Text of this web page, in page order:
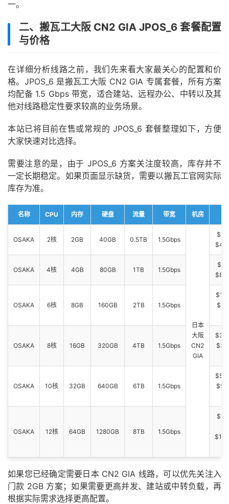
一。
二、搬瓦工大阪 CN2 GIA JPOS_6 套餐配置
与价格
在详细分析线路之前，我们先来看大家最关心的配置和价
格。JPOS_6 是搬瓦工大阪 CN2 GIA 专属套餐，所有方案
均配备 1.5 Gbps 带宽，适合建站、远程办公、中转以及其
他对线路稳定性要求较高的业务场景。
本站已将目前在售或常规的 JPOS_6 套餐整理如下，方便
大家快速对比选择。
需要注意的是，由于 JPOS_6 方案关注度较高，库存并不
一定长期稳定。如果页面显示缺货，需要以搬瓦工官网实际
库存为准。
名称 CPU 内存 硬盘 流量 带宽 机房
OSAKA 2核 2GB 40GB 0.5TB 1.5Gbps
日本
大阪
CN2
GIA
OSAKA 4核 4GB 80GB 1TB 1.5Gbps
OSAKA 6核 8GB 160GB 2TB 1.5Gbps
OSAKA 8核 16GB 320GB 4TB 1.5Gbps
OSAKA 10核 32GB 640GB 6TB 1.5Gbps
OSAKA 12核 64GB 1280GB 8TB 1.5Gbps
如果您已经确定需要日本 CN2 GIA 线路，可以优先关注入
门款 2GB 方案；如果需要更高并发、建站或中转负载，再
根据实际需求选择更高配置。